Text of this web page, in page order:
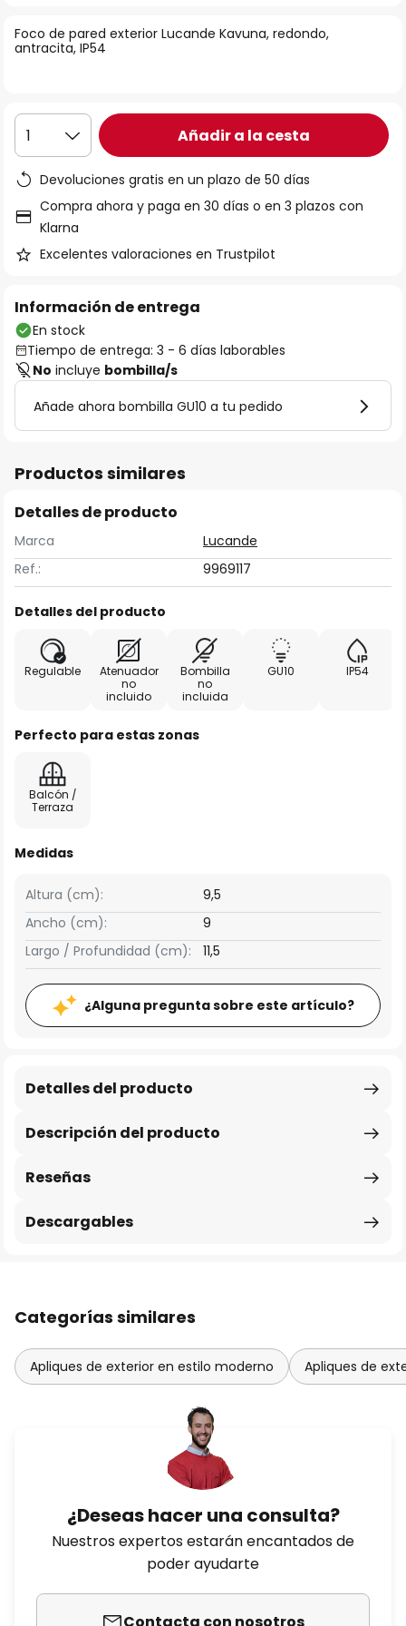
galería
de
Foco de pared exterior Lucande Kavuna, redondo,
antracita, IP54
1 Añadir a la cesta
Devoluciones gratis en un plazo de 50 días
Compra ahora y paga en 30 días o en 3 plazos con
Klarna
Excelentes valoraciones en Trustpilot
Información de entrega
En stock
Tiempo de entrega: 3 - 6 días laborables
No incluye bombilla/s
Añade ahora bombilla GU10 a tu pedido
Productos similares
Detalles de producto
Marca
Lucande
Ref.:
9969117
Detalles del producto
Regulable
Atenuador
no
incluido
Bombilla
no
incluida
GU10 IP54
Perfecto para estas zonas
Balcón /
Terraza
Medidas
Ancho (cm): 9
Altura (cm): 9,5
Largo / Profundidad (cm): 11,5
¿Alguna pregunta sobre este artículo?
Descripción del producto
Detalles del producto
Reseñas
Descargables
Categorías similares
Apliques de exterior en estilo moderno Apliques de
¿Deseas hacer una consulta?
Nuestros expertos estarán encantados de
poder ayudarte